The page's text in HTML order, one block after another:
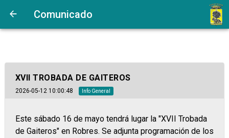
Comunicado
XVII TROBADA DE GAITEROS
2026-05-12 10:00:48 Info General
Este sábado 16 de mayo tendrá lugar la "XVII Trobada
de Gaiteros" en Robres. Se adjunta programación de los